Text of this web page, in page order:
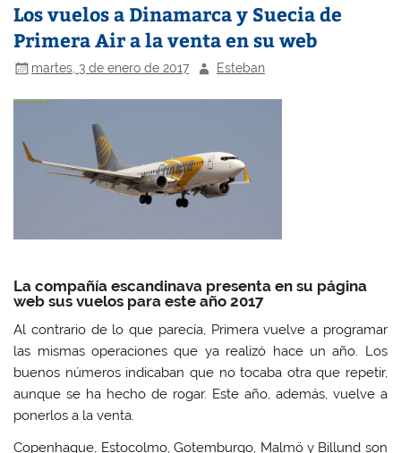
Los vuelos a Dinamarca y Suecia de
Primera Air a la venta en su web
martes, 3 de enero de 2017 Esteban
La compañía escandinava presenta en su página
web sus vuelos para este año 2017
Al contrario de lo que parecía, Primera vuelve a programar
las mismas operaciones que ya realizó hace un año. Los
buenos números indicaban que no tocaba otra que repetir,
aunque se ha hecho de rogar. Este año, además, vuelve a
ponerlos a la venta.
Copenhague, Estocolmo, Gotemburgo, Malmö y Billund son